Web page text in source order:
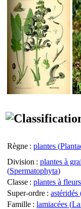
Règne : plantes (
Division : plantes à
(Spermatophyta)
Classe : plantes à
Super-ordre : astéridés
Famille : lamiacées (